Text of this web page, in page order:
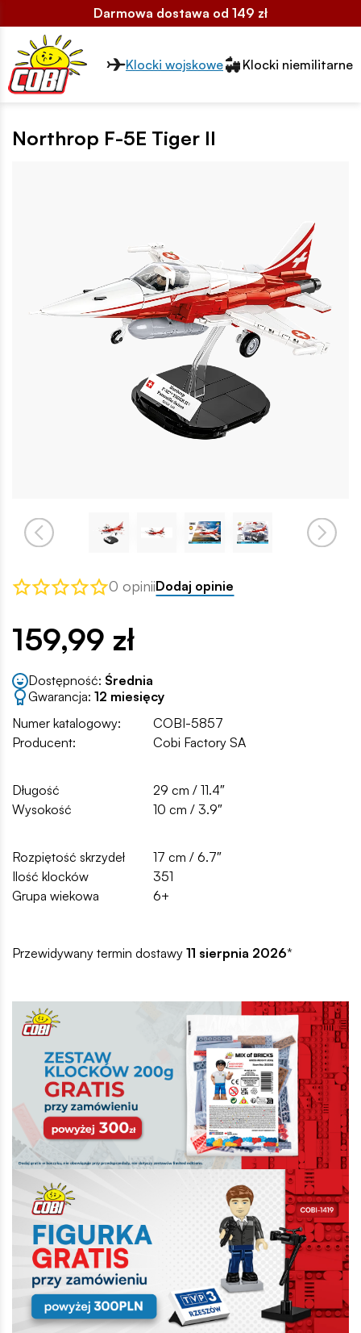
Darmowa dostawa od 149 zł
Przełącznik segmentów2
Klocki wojskowe Klocki niemilitarne
Northrop F-5E Tiger II
0 opiniiDodaj opinie
159,99 zł
Dostępność: Średnia
Gwarancja: 12 miesięcy
Numer katalogowy:
COBI-5857
Producent:
Cobi Factory SA
Długość
29 cm / 11.4″
Wysokość
10 cm / 3.9″
Rozpiętość skrzydeł
17 cm / 6.7″
Ilość klocków
351
Grupa wiekowa
6+
Przewidywany termin dostawy 11 sierpnia 2026*